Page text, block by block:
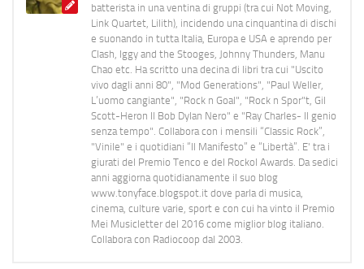
batterista in una ventina di gruppi (tra cui Not Moving,
Link Quartet, Lilith), incidendo una cinquantina di dischi
e suonando in tutta Italia, Europa e USA e aprendo per
Clash, Iggy and the Stooges, Johnny Thunders, Manu
Chao etc. Ha scritto una decina di libri tra cui "Uscito
vivo dagli anni 80", "Mod Generations", "Paul Weller,
L’uomo cangiante", "Rock n Goal", "Rock n Spor"t, Gil
Scott-Heron Il Bob Dylan Nero" e "Ray Charles- Il genio
senza tempo". Collabora con i mensili “Classic Rock”,
"Vinile" e i quotidiani “Il Manifesto” e “Libertà”. E' tra i
giurati del Premio Tenco e del Rockol Awards. Da sedici
anni aggiorna quotidianamente il suo blog
www.tonyface.blogspot.it dove parla di musica,
cinema, culture varie, sport e con cui ha vinto il Premio
Mei Musicletter del 2016 come miglior blog italiano.
Collabora con Radiocoop dal 2003.